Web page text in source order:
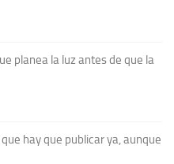
planea la luz antes de que la
hay que publicar ya, aunque